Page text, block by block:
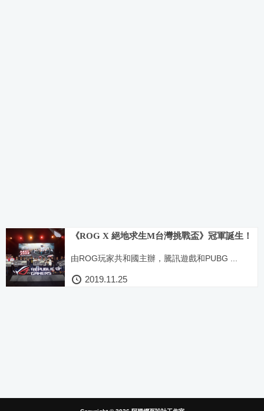
《ROG X 絕地求生M台灣挑戰盃》冠軍誕生！
由ROG玩家共和國主辦，騰訊遊戲和PUBG ...
2019.11.25